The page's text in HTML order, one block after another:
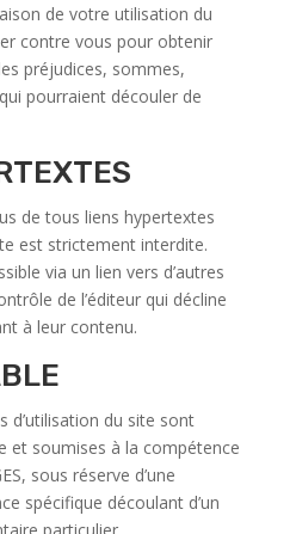
de votre utilisation du
contre vous pour obtenir
préjudices, sommes,
pourraient découler de
de tous liens hypertextes
est strictement interdite.
via un lien vers d’autres
de l’éditeur qui décline
à leur contenu.
d’utilisation du site sont
et soumises à la compétence
sous réserve d’une
spécifique découlant d’un
particulier.